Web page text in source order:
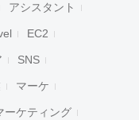
アシスタント
EC2
SNS
マーケ
ーケティング